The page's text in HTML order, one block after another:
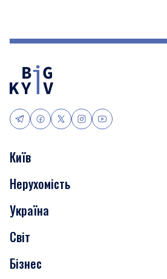
Київ
Події
Скандали
Нерухомість
Транспорт
Нерухомість
Україна
Світ
Бізнес